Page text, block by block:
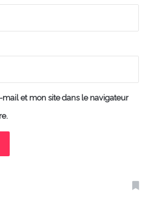
et mon site dans le navigateur